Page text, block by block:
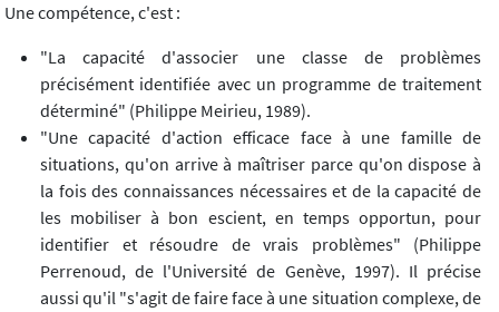
Une compétence, c'est :
"La capacité d'associer une classe de problèmes
précisément identifiée avec un programme de traitement
déterminé" (Philippe Meirieu, 1989).
"Une capacité d'action efficace face à une famille de
situations, qu'on arrive à maîtriser parce qu'on dispose à
la fois des connaissances nécessaires et de la capacité de
les mobiliser à bon escient, en temps opportun, pour
identifier et résoudre de vrais problèmes" (Philippe
Perrenoud, de l'Université de Genève, 1997). Il précise
aussi qu'il "s'agit de faire face à une situation complexe, de